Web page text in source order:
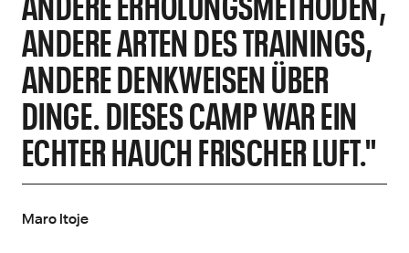
ANDERE ARTEN DES TRAININGS,
ANDERE DENKWEISEN ÜBER
DINGE. DIESES CAMP WAR EIN
ECHTER HAUCH FRISCHER LUFT."
Maro Itoje